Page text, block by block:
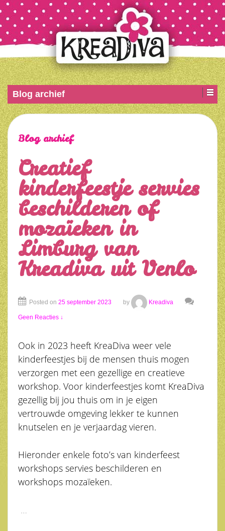
Blog archief
Blog archief
Creatief
kinderfeestje servies
beschilderen of
mozaïeken in
Limburg van
Kreadiva uit Venlo
Posted on 25 september 2023 by Kreadiva
Geen Reacties ↓
Ook in 2023 heeft KreaDiva weer vele
kinderfeestjes bij de mensen thuis mogen
verzorgen met een gezellige en creatieve
workshop. Voor kinderfeestjes komt KreaDiva
gezellig bij jou thuis om in je eigen
vertrouwde omgeving lekker te kunnen
knutselen en je verjaardag vieren.
Hieronder enkele foto’s van kinderfeest
workshops servies beschilderen en
workshops mozaïeken.
…